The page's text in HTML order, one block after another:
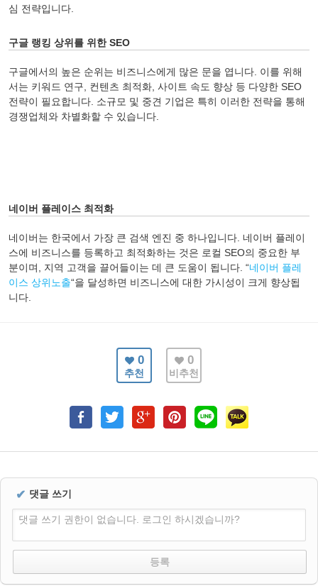
심 전략입니다.
구글 랭킹 상위를 위한 SEO
구글에서의 높은 순위는 비즈니스에게 많은 문을 엽니다. 이를 위해
서는 키워드 연구, 컨텐츠 최적화, 사이트 속도 향상 등 다양한 SEO
전략이 필요합니다. 소규모 및 중견 기업은 특히 이러한 전략을 통해
경쟁업체와 차별화할 수 있습니다.
네이버 플레이스 최적화
네이버는 한국에서 가장 큰 검색 엔진 중 하나입니다. 네이버 플레이
스에 비즈니스를 등록하고 최적화하는 것은 로컬 SEO의 중요한 부
분이며, 지역 고객을 끌어들이는 데 큰 도움이 됩니다. “네이버 플레
이스 상위노출“을 달성하면 비즈니스에 대한 가시성이 크게 향상됩
니다.
0
추천
0
비추천
✔ 댓글 쓰기
댓글 쓰기 권한이 없습니다. 로그인 하시겠습니까?